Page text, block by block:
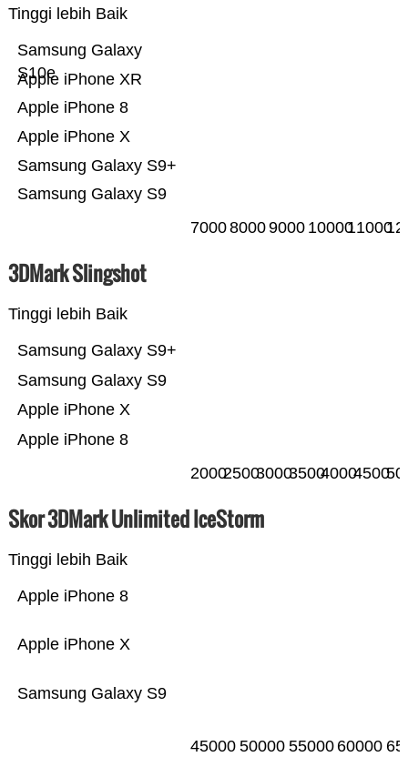
Tinggi lebih Baik
Samsung Galaxy S9
Samsung Galaxy S9+
Apple iPhone X
Apple iPhone 8
Apple iPhone XR
Samsung Galaxy
S10e
700080009000 1000011000
3DMark Slingshot
Tinggi lebih Baik
Apple iPhone 8
Apple iPhone X
Samsung Galaxy S9
Samsung Galaxy S9+
200025003000350040004500
Skor 3DMark Unlimited IceStorm
Tinggi lebih Baik
Samsung Galaxy S9
Apple iPhone X
Apple iPhone 8
45000 50000 55000 60000